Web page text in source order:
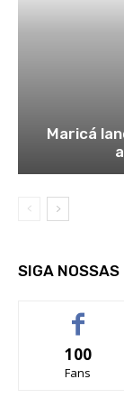
Maricá
SIGA NOSSAS
100
Fans